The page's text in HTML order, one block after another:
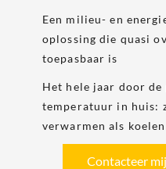
Een milieu- en
oplossing die quasi
toepasbaar is
Het hele jaar door de
temperatuur in huis:
verwarmen als
Contacteer mij